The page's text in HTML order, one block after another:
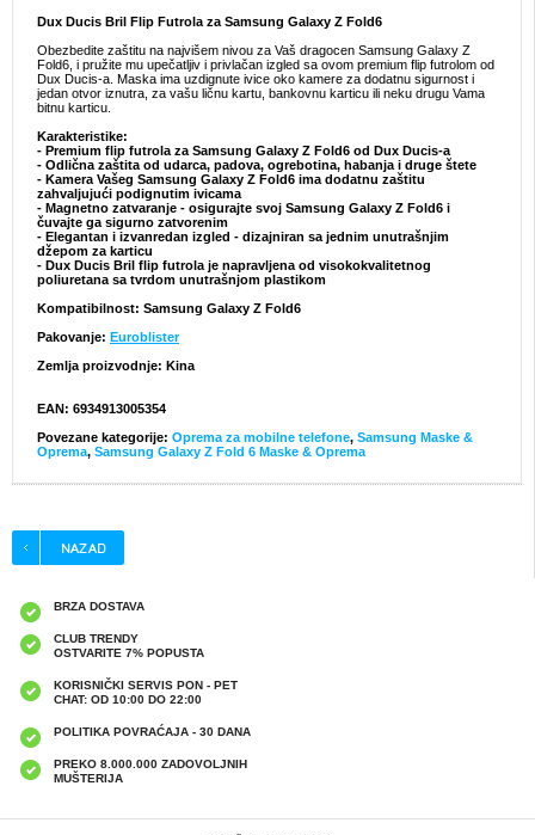
Dux Ducis Bril Flip Futrola za Samsung Galaxy Z Fold6
Obezbedite zaštitu na najvišem nivou za Vaš dragocen Samsung Galaxy Z
Fold6, i pružite mu upečatljiv i privlačan izgled sa ovom premium flip futrolom od
Dux Ducis-a. Maska ima uzdignute ivice oko kamere za dodatnu sigurnost i
jedan otvor iznutra, za vašu ličnu kartu, bankovnu karticu ili neku drugu Vama
bitnu karticu.
Karakteristike:
- Premium flip futrola za Samsung Galaxy Z Fold6 od Dux Ducis-a
- Odlična zaštita od udarca, padova, ogrebotina, habanja i druge štete
- Kamera Vašeg Samsung Galaxy Z Fold6 ima dodatnu zaštitu
zahvaljujući podignutim ivicama
- Magnetno zatvaranje - osigurajte svoj Samsung Galaxy Z Fold6 i
čuvajte ga sigurno zatvorenim
- Elegantan i izvanredan izgled - dizajniran sa jednim unutrašnjim
džepom za karticu
- Dux Ducis Bril flip futrola je napravljena od visokokvalitetnog
poliuretana sa tvrdom unutrašnjom plastikom
Kompatibilnost: Samsung Galaxy Z Fold6
Pakovanje: Euroblister
Zemlja proizvodnje: Kina
EAN: 6934913005354
Povezane kategorije: Oprema za mobilne telefone, Samsung Maske &
Oprema, Samsung Galaxy Z Fold 6 Maske & Oprema
BRZA DOSTAVA
CLUB TRENDY
OSTVARITE 7% POPUSTA
KORISNIČKI SERVIS PON - PET
CHAT: OD 10:00 DO 22:00
POLITIKA POVRAĆAJA - 30 DANA
PREKO 8.000.000 ZADOVOLJNIH
MUŠTERIJA